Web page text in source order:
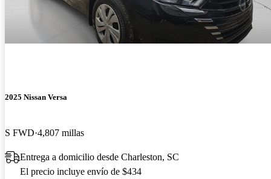
2025 Nissan Versa
S FWD 4,807 millas
Entrega a domicilio desde Charleston, SC
El precio incluye envío de $434